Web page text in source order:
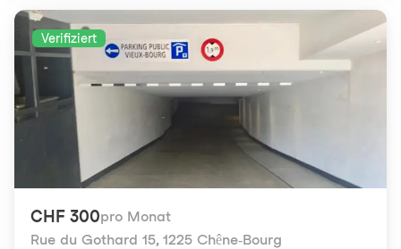
Verifiziert
CHF 300pro Monat
Rue du Gothard 15, 1225 Chêne-Bourg